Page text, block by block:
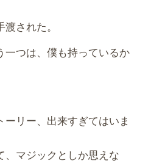
された。
一つは、僕も持っているか
リー、出来すぎてはいま
マジックとしか思えな